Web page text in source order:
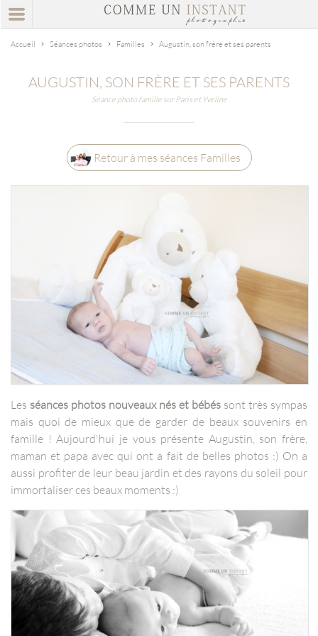
Accueil Séances photos Familles Augustin, son frère et ses parents
AUGUSTIN, SON FRÈRE ET SES PARENTS
Séance photo famille sur Paris et Yveline
Retour à mes séances Familles
Les séances photos nouveaux nés et bébés sont très sympas
mais quoi de mieux que de garder de beaux souvenirs en
famille ! Aujourd'hui je vous présente Augustin, son frère,
maman et papa avec qui ont a fait de belles photos :) On a
aussi profiter de leur beau jardin et des rayons du soleil pour
immortaliser ces beaux moments :)